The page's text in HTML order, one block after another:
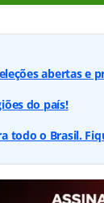
abertas e
do país!
todo o Brasil.